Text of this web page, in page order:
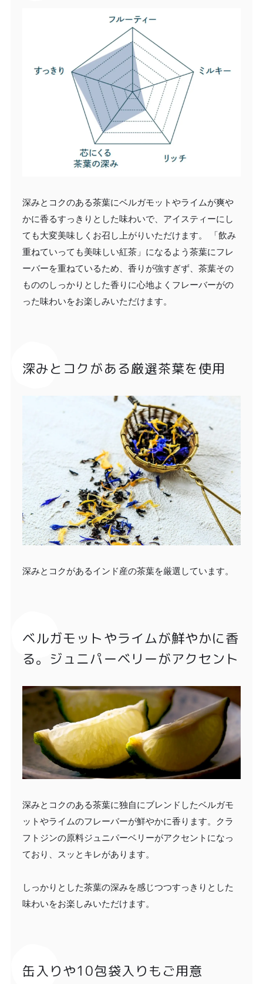
深みとコクのある茶葉にベルガモットやライムが爽や
かに香るすっきりとした味わいで、アイスティーにし
ても大変美味しくお召し上がりいただけます。 「飲み
重ねていっても美味しい紅茶」になるよう茶葉にフレ
ーバーを重ねているため、香りが強すぎず、茶葉その
もののしっかりとした香りに心地よくフレーバーがの
った味わいをお楽しみいただけます。
深みとコクがある厳選茶葉を使用
深みとコクがあるインド産の茶葉を厳選しています。
ベルガモットやライムが鮮やかに香
る。ジュニパーベリーがアクセント
深みとコクのある茶葉に独自にブレンドしたベルガモ
ットやライムのフレーバーが鮮やかに香ります。クラ
フトジンの原料ジュニパーベリーがアクセントになっ
ており、スッとキレがあります。
しっかりとした茶葉の深みを感じつつすっきりとした
味わいをお楽しみいただけます。
缶入りや10包袋入りもご用意